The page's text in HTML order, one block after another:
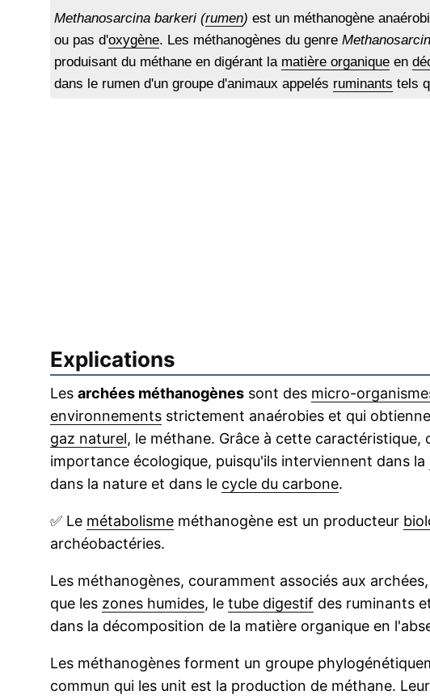
Methanosarcina barkeri (rumen) est un méthanogène
ou pas d'oxygène. Les méthanogènes du genre
produisant du méthane en digérant la matière organique en
dans le rumen d'un groupe d'animaux appelés ruminants tels
Explications
Les archées méthanogènes sont des micro-
environnements strictement anaérobies et qui
gaz naturel, le méthane. Grâce à cette caractéristique,
importance écologique, puisqu'ils interviennent dans la
dans la nature et dans le cycle du carbone.
✅ Le métabolisme méthanogène est un producteur
archéobactéries.
Les méthanogènes, couramment associés aux
que les zones humides, le tube digestif des ruminants
dans la décomposition de la matière organique en
Les méthanogènes forment un groupe
commun qui les unit est la production de méthane.